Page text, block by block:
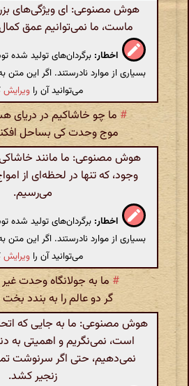
هوش مصنوعی: ای ویژگی‌های
ماست، ما نمی‌توانیم عمق
اخطار: برگردان‌های تولید
بسیاری از موارد نادرستند. اگر این
می‌توانید آن را ویرایش
# ما چو خاشاکیم در
موج وحدت کی بساحل
هوش مصنوعی: ما مانند
وجود، که تنها در لحظه‌ای از
می‌رسیم.
اخطار: برگردان‌های تولید
بسیاری از موارد نادرستند. اگر این
می‌توانید آن را ویرایش
# ما به جولانگاه وحدت
گر دو عالم را به بندد بخت
هوش مصنوعی: ما به جایی که
است، نمی‌نگریم و اهمیتی به
نمی‌دهیم، حتی اگر سرنوشت
زنجیر کشد.